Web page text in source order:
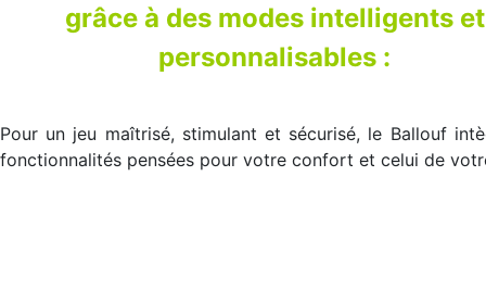
grâce à des modes intelligents et
personnalisables :
Pour un jeu maîtrisé, stimulant et sécurisé, le Ballouf
fonctionnalités pensées pour votre confort et celui de